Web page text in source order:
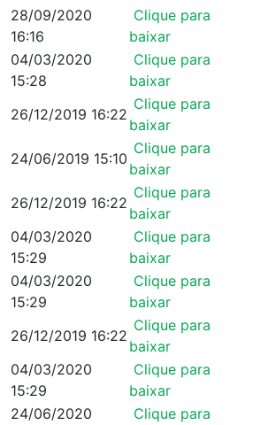
28/09/2020
16:16
Clique para
baixar
04/03/2020
15:28
Clique para
baixar
26/12/2019 16:22
Clique para
baixar
24/06/2019 15:10
Clique para
baixar
26/12/2019 16:22
Clique para
baixar
04/03/2020
15:29
Clique para
baixar
04/03/2020
15:29
Clique para
baixar
26/12/2019 16:22
Clique para
baixar
04/03/2020
15:29
Clique para
baixar
24/06/2020
Clique para